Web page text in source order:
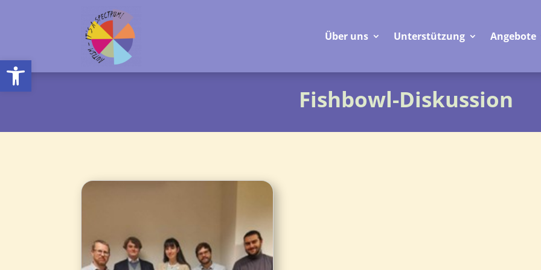
Open toolbar
Über uns Unterstützung Angebote
Fishbowl-Diskussion